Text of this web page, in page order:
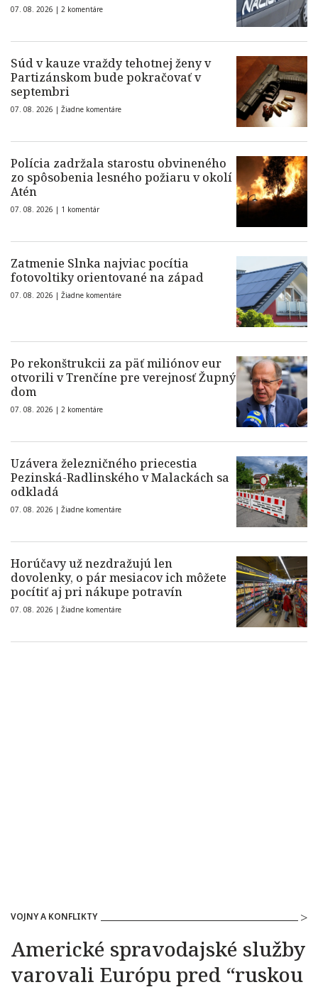
07. 08. 2026 | 2 komentáre
Súd v kauze vraždy tehotnej ženy v
Partizánskom bude pokračovať v
septembri
07. 08. 2026 | Žiadne komentáre
Polícia zadržala starostu obvineného
zo spôsobenia lesného požiaru v okolí
Atén
07. 08. 2026 | 1 komentár
Zatmenie Slnka najviac pocítia
fotovoltiky orientované na západ
07. 08. 2026 | Žiadne komentáre
Po rekonštrukcii za päť miliónov eur
otvorili v Trenčíne pre verejnosť Župný
dom
07. 08. 2026 | 2 komentáre
Uzávera železničného priecestia
Pezinská-Radlinského v Malackách sa
odkladá
07. 08. 2026 | Žiadne komentáre
Horúčavy už nezdražujú len
dovolenky, o pár mesiacov ich môžete
pocítiť aj pri nákupe potravín
07. 08. 2026 | Žiadne komentáre
VOJNY A KONFLIKTY
Americké spravodajské služby
varovali Európu pred “ruskou